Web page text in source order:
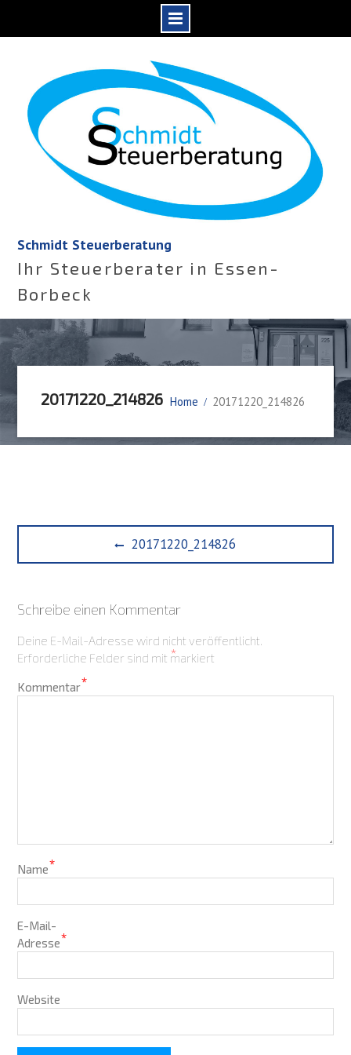
Schmidt Steuerberatung
Ihr Steuerberater in Essen-
Borbeck
20171220_214826 Home 20171220_214826
BeitragsnavigationPrevious
post:
20171220_214826
Schreibe einen Kommentar
Deine E-Mail-Adresse wird nicht veröffentlicht.
Erforderliche Felder sind mit *
markiert
Kommentar*
Name*
E-Mail-
Adresse*
Website